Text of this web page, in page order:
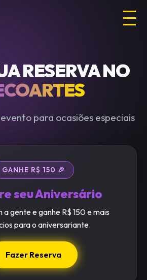
RESERVA NO
para ocasiões especiais
GANHE R$ 150 🎉
seu Aniversário
a gente e ganhe R$ 150 e mais
para o aniversariante.
Fazer Reserva